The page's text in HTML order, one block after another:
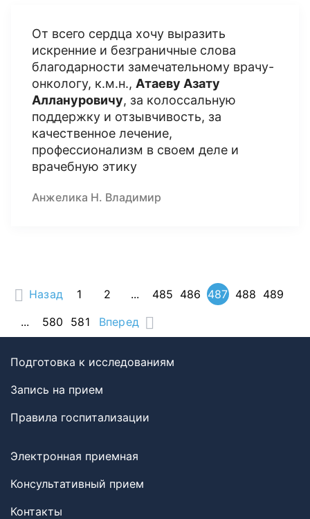
От всего сердца хочу выразить
искренние и безграничные слова
благодарности замечательному врачу-
онкологу, к.м.н., Атаеву Азату
Аллануровичу, за колоссальную
поддержку и отзывчивость, за
качественное лечение,
профессионализм в своем деле и
врачебную этику
Анжелика Н. Владимир
Назад 1 2 ... 485 486 487 488 489
...
580 581 Вперед
Подготовка к исследованиям
Запись на прием
Правила госпитализации
Электронная приемная
Консультативный прием
Контакты